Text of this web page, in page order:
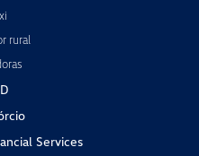
rural
Services